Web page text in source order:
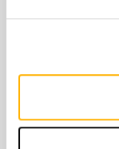
Herr D100